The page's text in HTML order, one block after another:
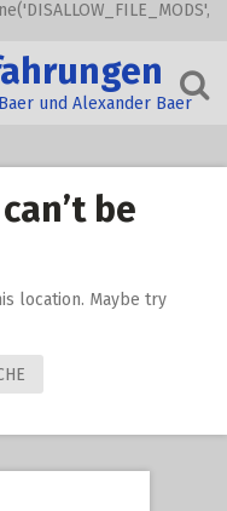
und Alexander Baer
be
location. Maybe try